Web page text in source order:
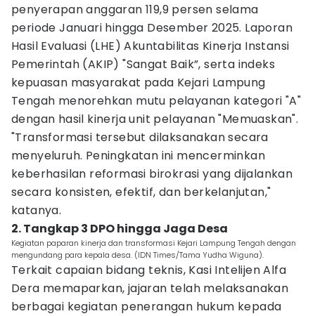
penyerapan anggaran 119,9 persen selama
periode Januari hingga Desember 2025. Laporan
Hasil Evaluasi (LHE) Akuntabilitas Kinerja Instansi
Pemerintah (AKIP) "Sangat Baik”, serta indeks
kepuasan masyarakat pada Kejari Lampung
Tengah menorehkan mutu pelayanan kategori "A"
dengan hasil kinerja unit pelayanan "Memuaskan".
"Transformasi tersebut dilaksanakan secara
menyeluruh. Peningkatan ini mencerminkan
keberhasilan reformasi birokrasi yang dijalankan
secara konsisten, efektif, dan berkelanjutan,"
katanya.
2. Tangkap 3 DPO hingga Jaga Desa
Kegiatan paparan kinerja dan transformasi Kejari Lampung Tengah dengan
mengundang para kepala desa. (IDN Times/Tama Yudha Wiguna).
Terkait capaian bidang teknis, Kasi Intelijen Alfa
Dera memaparkan, jajaran telah melaksanakan
berbagai kegiatan penerangan hukum kepada